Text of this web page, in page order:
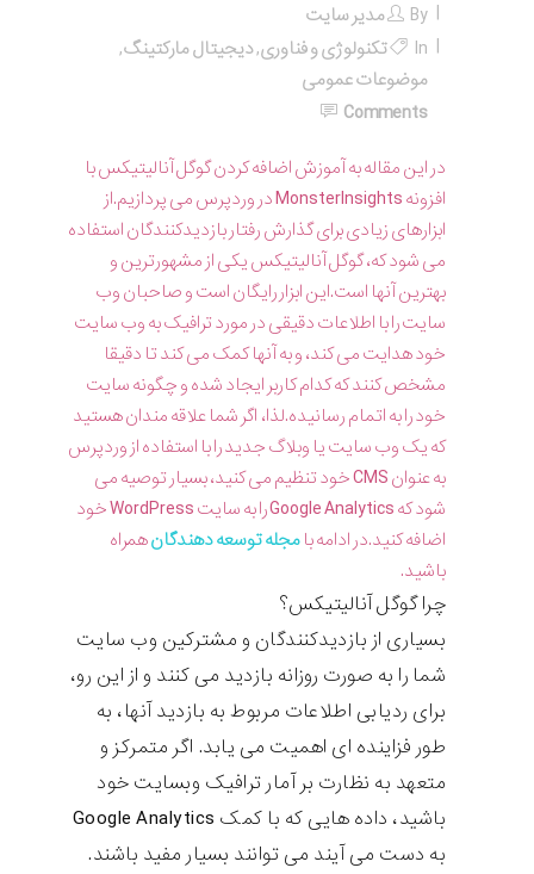
By
مدیر سایت
In
تکنولوژی و فناوری,دیجیتال مارکتینگ,
موضوعات عمومی
Comments
در این مقاله به آموزش اضافه کردن گوگل آنالیتیکس با
افزونه MonsterInsights در وردپرس می پردازیم.از
ابزارهای زیادی برای گذارش رفتار بازدیدکنندگان استفاده
می شود که، گوگل آنالیتیکس یکی از مشهورترین و
بهترین آنها است.این ابزار رایگان است و صاحبان وب
سایت را با اطلاعات دقیقی در مورد ترافیک به وب سایت
خود هدایت می کند، و به آنها کمک می کند تا دقیقا
مشخص کنند که کدام کاربر ایجاد شده و چگونه سایت
خود را به اتمام رسانیده.لذا، اگر شما علاقه مندان هستید
که یک وب سایت یا وبلاگ جدید را با استفاده از وردپرس
به عنوان CMS خود تنظیم می کنید، بسیار توصیه می
شود که Google Analytics را به سایت WordPress خود
اضافه کنید.در ادامه بامجله توسعه دهندگانهمراه
باشید.
چرا گوگل آنالیتیکس؟
بسیاری از بازدیدکنندگان و مشترکین وب سایت
شما را به صورت روزانه بازدید می کنند و از این رو،
برای ردیابی اطلاعات مربوط به بازدید آنها، به
طور فزاینده ای اهمیت می یابد. اگر متمرکز و
متعهد به نظارت بر آمار ترافیک وبسایت خود
باشید، داده هایی که با کمک Google Analytics
به دست می آیند می توانند بسیار مفید باشند.